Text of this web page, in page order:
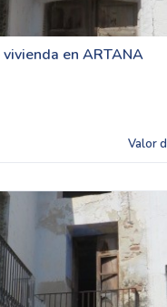
en ARTANA
Valor